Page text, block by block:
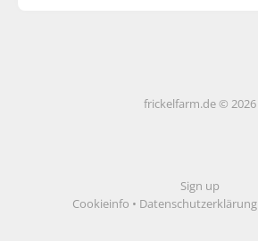
frickelfarm.de © 2026
Sign up
Cookieinfo • Datenschutzerklärung